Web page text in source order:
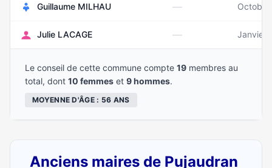
Guillaume MILHAU —
Julie LACAGE — Janvier
Le conseil de cette commune compte 19 membres au
total, dont 10 femmes et 9 hommes.
MOYENNE D'ÂGE : 56 ANS
Anciens maires de Pujaudran